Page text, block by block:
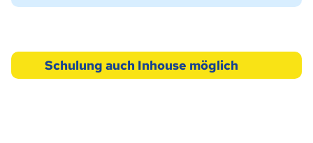
Schulung auch Inhouse möglich